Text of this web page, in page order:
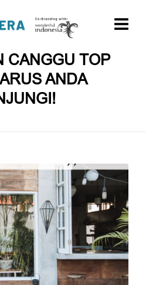
CANGGU TOP
ANDA